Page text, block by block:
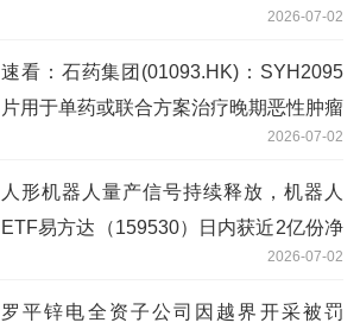
2026-07-02
速看：石药集团(01093.HK)：SYH2095
片用于单药或联合方案治疗晚期恶性肿瘤
2026-07-02
人形机器人量产信号持续释放，机器人
ETF易方达（159530）日内获近2亿份净
2026-07-02
罗平锌电全资子公司因越界开采被罚